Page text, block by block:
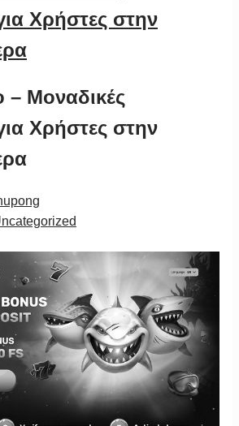
Χρήστες στην
– Μοναδικές
Χρήστες στην